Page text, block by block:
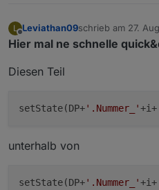
L Leviathan09schrieb am 27.
zuletzt editiert
Hier mal ne schnelle
Diesen Teil
setState(DP+'.Nummer_'+i+
unterhalb von
setState(DP+'.Nummer_'+i+